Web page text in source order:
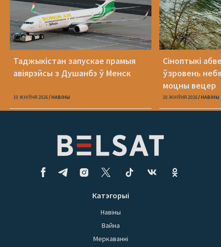
Таджыкістан запускае прамыя
авіярэйсы з Душанбэ ў Менск
10 ЖНІЎНЯ 2026 НАВІНЫ
Сіноптыкі
ўзровень
моцны вецер
10 ЖНІЎНЯ 2026 НАВІНЫ
Катэгорыі
Навіны
Вайна
Меркаванні